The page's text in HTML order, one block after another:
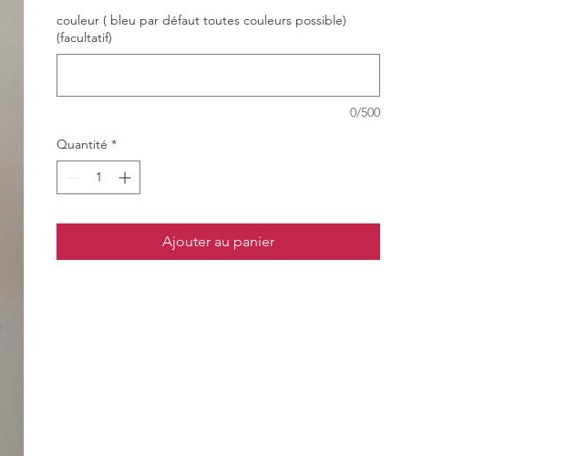
couleur ( bleu par défaut toutes couleurs possible)
(facultatif)
0/500
Quantité *
Ajouter au panier